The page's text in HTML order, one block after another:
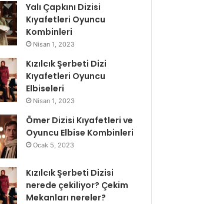
Yalı Çapkını Dizisi
Kıyafetleri Oyuncu
Kombinleri
Nisan 1, 2023
Kızılcık Şerbeti Dizi
Kıyafetleri Oyuncu
Elbiseleri
Nisan 1, 2023
Ömer Dizisi Kıyafetleri ve
Oyuncu Elbise Kombinleri
Ocak 5, 2023
Kızılcık Şerbeti Dizisi
nerede çekiliyor? Çekim
Mekanları nereler?